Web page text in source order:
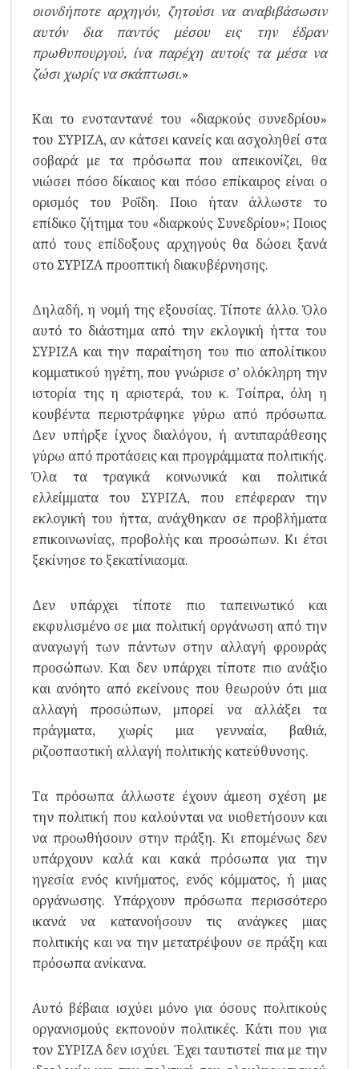
οιονδήποτε αρχηγόν, ζητούσι να αναβιβάσωσιν
αυτόν δια παντός μέσου εις την έδραν
πρωθυπουργού, ίνα παρέχη αυτοίς τα μέσα να
ζώσι χωρίς να σκάπτωσι.»
Και το ενσταντανέ του «διαρκούς συνεδρίου»
του ΣΥΡΙΖΑ, αν κάτσει κανείς και ασχοληθεί στα
σοβαρά με τα πρόσωπα που απεικονίζει, θα
νιώσει πόσο δίκαιος και πόσο επίκαιρος είναι ο
ορισμός του Ροΐδη. Ποιο ήταν άλλωστε το
επίδικο ζήτημα του «διαρκούς Συνεδρίου»; Ποιος
από τους επίδοξους αρχηγούς θα δώσει ξανά
στο ΣΥΡΙΖΑ προοπτική διακυβέρνησης.
Δηλαδή, η νομή της εξουσίας. Τίποτε άλλο. Όλο
αυτό το διάστημα από την εκλογική ήττα του
ΣΥΡΙΖΑ και την παραίτηση του πιο απολίτικου
κομματικού ηγέτη, που γνώρισε σ’ ολόκληρη την
ιστορία της η αριστερά, του κ. Τσίπρα, όλη η
κουβέντα περιστράφηκε γύρω από πρόσωπα.
Δεν υπήρξε ίχνος διαλόγου, ή αντιπαράθεσης
γύρω από προτάσεις και προγράμματα πολιτικής.
Όλα τα τραγικά κοινωνικά και πολιτικά
ελλείμματα του ΣΥΡΙΖΑ, που επέφεραν την
εκλογική του ήττα, ανάχθηκαν σε προβλήματα
επικοινωνίας, προβολής και προσώπων. Κι έτσι
ξεκίνησε το ξεκατίνιασμα.
Δεν υπάρχει τίποτε πιο ταπεινωτικό και
εκφυλισμένο σε μια πολιτική οργάνωση από την
αναγωγή των πάντων στην αλλαγή φρουράς
προσώπων. Και δεν υπάρχει τίποτε πιο ανάξιο
και ανόητο από εκείνους που θεωρούν ότι μια
αλλαγή προσώπων, μπορεί να αλλάξει τα
πράγματα, χωρίς μια γενναία, βαθιά,
ριζοσπαστική αλλαγή πολιτικής κατεύθυνσης.
Τα πρόσωπα άλλωστε έχουν άμεση σχέση με
την πολιτική που καλούνται να υιοθετήσουν και
να προωθήσουν στην πράξη. Κι επομένως δεν
υπάρχουν καλά και κακά πρόσωπα για την
ηγεσία ενός κινήματος, ενός κόμματος, ή μιας
οργάνωσης. Υπάρχουν πρόσωπα περισσότερο
ικανά να κατανοήσουν τις ανάγκες μιας
πολιτικής και να την μετατρέψουν σε πράξη και
πρόσωπα ανίκανα.
Αυτό βέβαια ισχύει μόνο για όσους πολιτικούς
οργανισμούς εκπονούν πολιτικές. Κάτι που για
τον ΣΥΡΙΖΑ δεν ισχύει. Έχει ταυτιστεί πια με την